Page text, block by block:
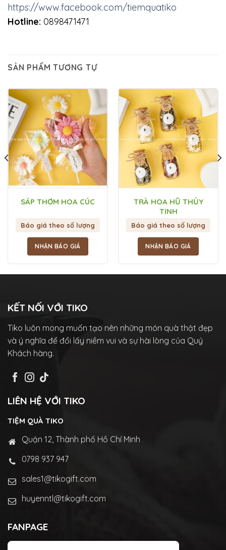
https://www.facebook.com/tiemquatiko
Hotline: 0898471471
SẢN PHẨM TƯƠNG TỰ
SÁP THƠM HOA CÚC
Báo giá theo số lượng
NHẬN BÁO GIÁ
TRÀ HOA HŨ THỦY
TINH
Báo giá theo số lượng
NHẬN BÁO GIÁ
KẾT NỐI VỚI TIKO
Tiko luôn mong muốn tạo nên những món quà thật đẹp
và ý nghĩa để đổi lấy niềm vui và sự hài lòng của Quý
Khách hàng.
LIÊN HỆ VỚI TIKO
TIỆM QUÀ TIKO
Quận 12, Thành phố Hồ Chí Minh
0798 937 947
sales1@tikogift.com
huyenntl@tikogift.com
FANPAGE